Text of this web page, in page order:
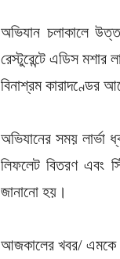
অভিযান চলাকালে
রেস্টুরেন্টে এডিস মশার
বিনাশ্রম কারাদণ্ডের
অভিযানের সময় লার্ভা
লিফলেট বিতরণ এবং
জানানো হয়।
আজকালের খবর/ এমকে